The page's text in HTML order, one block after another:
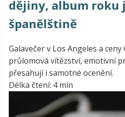
dějiny, album roku
španělštině
Galavečer v Los Angeles a
průlomová vítězství, emotivní
přesahují i samotné ocenění.
Délka čtení: 4 min